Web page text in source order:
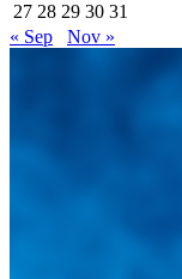
27 28 29 30 31
« Sep
Nov »